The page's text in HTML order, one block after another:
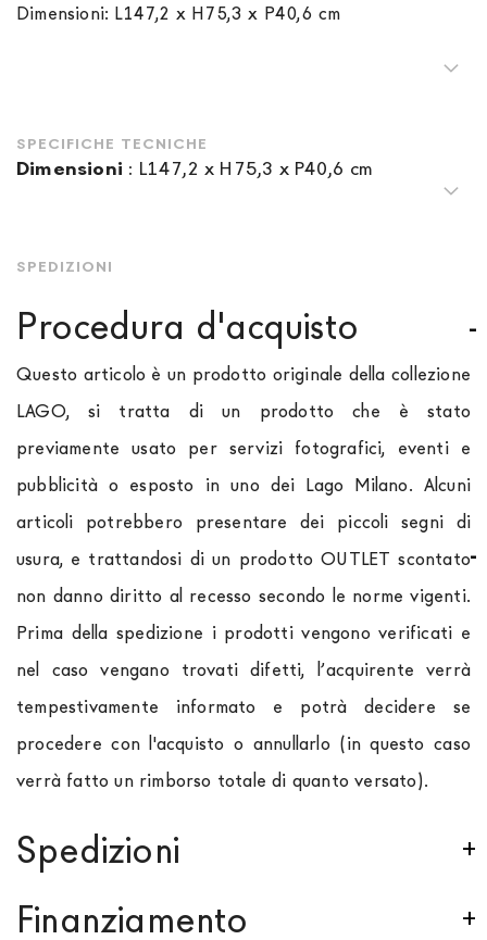
Dimensioni: L147,2 x H75,3 x P40,6 cm
SPECIFICHE TECNICHE
Dimensioni : L147,2 x H75,3 x P40,6 cm
SPEDIZIONI
Procedura d'acquisto
Questo articolo è un prodotto originale della collezione
LAGO, si tratta di un prodotto che è stato
previamente usato per servizi fotografici, eventi e
pubblicità o esposto in uno dei Lago Milano. Alcuni
articoli potrebbero presentare dei piccoli segni di
usura, e trattandosi di un prodotto OUTLET scontato
non danno diritto al recesso secondo le norme vigenti.
Prima della spedizione i prodotti vengono verificati e
nel caso vengano trovati difetti, l’acquirente verrà
tempestivamente informato e potrà decidere se
procedere con l'acquisto o annullarlo (in questo caso
verrà fatto un rimborso totale di quanto versato).
Spedizioni
Forniture Europaègratuita in Italia , invece è
Finanziamento